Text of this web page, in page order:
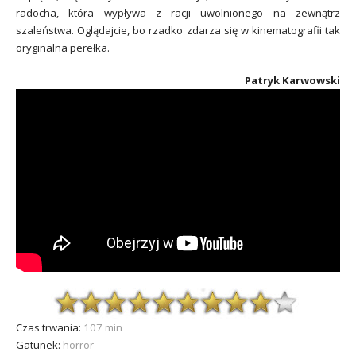
radocha, która wypływa z racji uwolnionego na zewnątrz
szaleństwa. Oglądajcie, bo rzadko zdarza się w kinematografii tak
oryginalna perełka.
Patryk Karwowski
Czas trwania: 107 min
Gatunek: horror